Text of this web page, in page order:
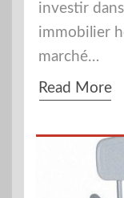
investir dans
immobilier
marché…
Read More